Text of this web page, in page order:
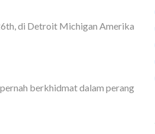
di Detroit Michigan Amerika
berkhidmat dalam perang